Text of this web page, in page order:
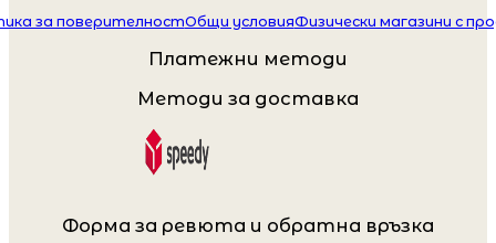
за поверителностОбщи условияФизически магазини с
Платежни методи
Методи за доставка
Форма за ревюта и обратна връзка